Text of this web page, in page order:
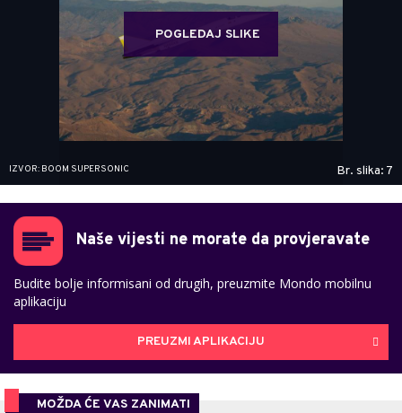
POGLEDAJ SLIKE
IZVOR: BOOM SUPERSONIC Br. slika: 7
Naše vijesti ne morate da provjeravate
Budite bolje informisani od drugih, preuzmite Mondo mobilnu
aplikaciju
PREUZMI APLIKACIJU
MOŽDA ĆE VAS ZANIMATI